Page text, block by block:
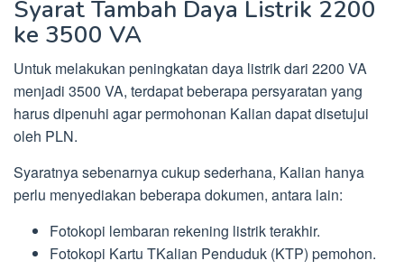
Syarat Tambah Daya Listrik 2200
ke 3500 VA
Untuk melakukan peningkatan daya listrik dari 2200 VA
menjadi 3500 VA, terdapat beberapa persyaratan yang
harus dipenuhi agar permohonan Kalian dapat disetujui
oleh PLN.
Syaratnya sebenarnya cukup sederhana, Kalian hanya
perlu menyediakan beberapa dokumen, antara lain:
Fotokopi lembaran rekening listrik terakhir.
Fotokopi Kartu TKalian Penduduk (KTP) pemohon.